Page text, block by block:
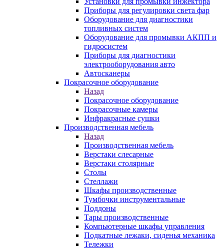
Приборы для регулировки света фар
Оборудование для диагностики
топливных систем
Оборудование для промывки АКПП и
гидросистем
Приборы для диагностики
электрооборудования авто
Автосканеры
Покрасочное оборудование
Назад
Покрасочное оборудование
Покрасочные камеры
Инфракрасные сушки
Производственная мебель
Назад
Производственная мебель
Верстаки слесарные
Верстаки столярные
Столы
Стеллажи
Шкафы производственные
Тумбочки инструментальные
Поддоны
Тары производственные
Компьютерные шкафы управления
Подкатные лежаки, сиденья механика
Тележки